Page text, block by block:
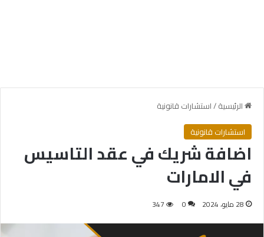
الرئيسية/استشارات قانونية
استشارات قانونية
اضافة شريك في عقد التاسيس
في الامارات
28 مايو، 2024 0
347